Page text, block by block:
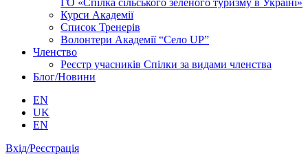
ГО «Спілка сільського зеленого туризму в Україні»
Курси Академії
Список Тренерів
Волонтери Академії “Село UP”
Членство
Реєстр учасників Спілки за видами членства
Блог/Новини
EN
UK
EN
Вхід/Реєстрація